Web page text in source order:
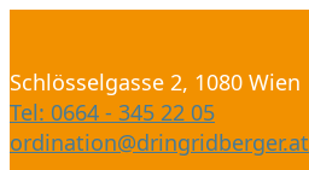
Schlösselgasse 2, 1080 Wien
Tel: 0664 - 345 22 05
ordination@dringridberger.at